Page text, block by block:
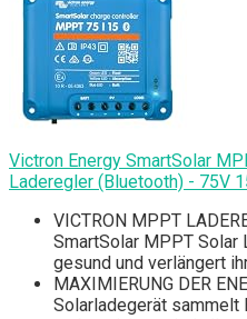
Victron Energy SmartSolar
Laderegler (Bluetooth) - 75V
VICTRON MPPT
SmartSolar MPPT Solar
gesund und verlängert
MAXIMIERUNG DER
Solarladegerät sammelt